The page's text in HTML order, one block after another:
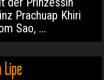
Prachuap Khiri
Sao, ...
Lipe